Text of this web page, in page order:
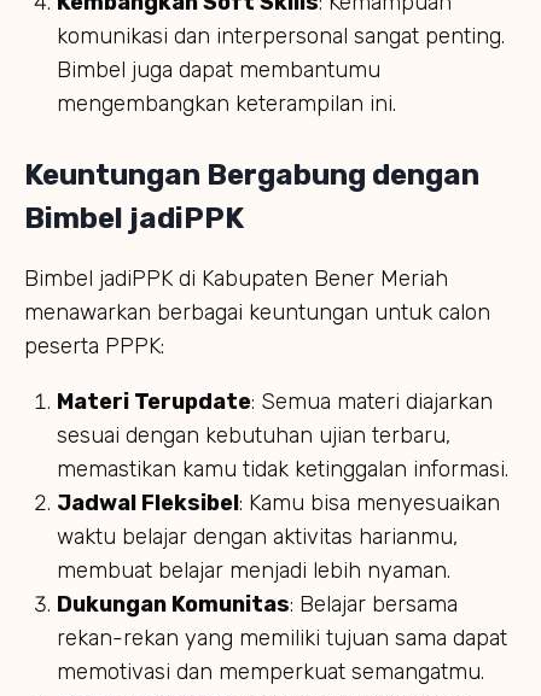
komunikasi dan interpersonal sangat penting.
Bimbel juga dapat membantumu
mengembangkan keterampilan ini.
Keuntungan Bergabung dengan
Bimbel jadiPPK
Bimbel jadiPPK di Kabupaten Bener Meriah
menawarkan berbagai keuntungan untuk calon
peserta PPPK:
Materi Terupdate: Semua materi diajarkan
sesuai dengan kebutuhan ujian terbaru,
memastikan kamu tidak ketinggalan informasi.
Jadwal Fleksibel: Kamu bisa menyesuaikan
waktu belajar dengan aktivitas harianmu,
membuat belajar menjadi lebih nyaman.
Dukungan Komunitas: Belajar bersama
rekan-rekan yang memiliki tujuan sama dapat
memotivasi dan memperkuat semangatmu.